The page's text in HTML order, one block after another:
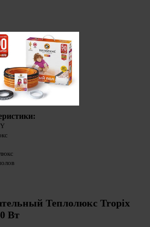
Y
Теплолюкс Tropix
Вт